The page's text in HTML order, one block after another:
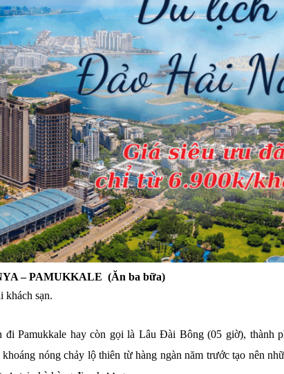
– PAMUKKALE (Ăn ba bữa)
khách sạn.
đi Pamukkale hay còn gọi là Lâu Đài Bông (05 giờ), thành
nóng chảy lộ thiên từ hàng ngàn năm trước tạo nên